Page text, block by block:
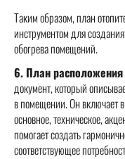
Таким образом, план
инструментом для
обогрева помещений.
6. План
документ, который
в помещении. Он включает
основное, техническое,
помогает создать
соответствующее